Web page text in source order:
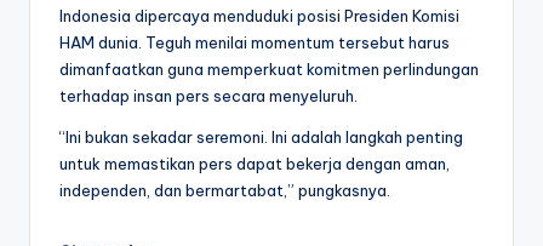
Indonesia dipercaya menduduki posisi Presiden Komisi
HAM dunia. Teguh menilai momentum tersebut harus
dimanfaatkan guna memperkuat komitmen perlindungan
terhadap insan pers secara menyeluruh.
“Ini bukan sekadar seremoni. Ini adalah langkah penting
untuk memastikan pers dapat bekerja dengan aman,
independen, dan bermartabat,” pungkasnya.